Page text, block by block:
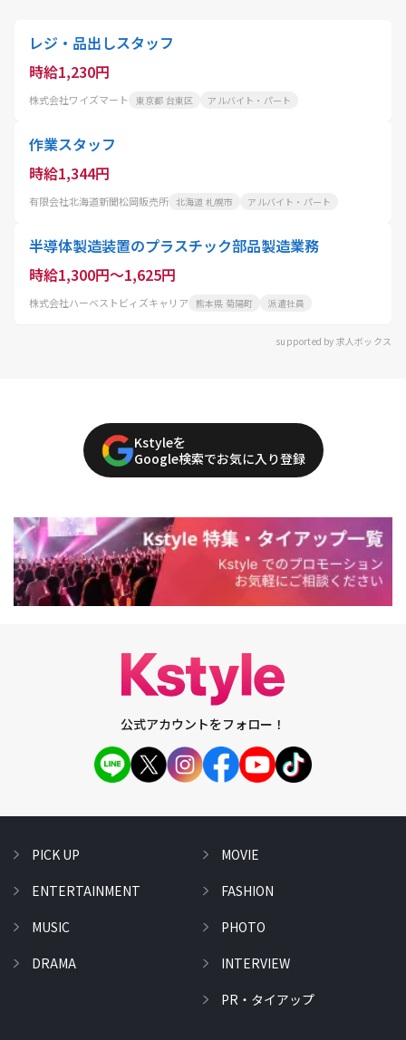
レジ・品出しスタッフ
時給1,230円
株式会社ワイズマート 東京都 台東区 アルバイト・パート
作業スタッフ
時給1,344円
有限会社北海道新聞松岡販売所 北海道 札幌市 アルバイト・パート
半導体製造装置のプラスチック部品製造業務
時給1,300円～1,625円
株式会社ハーベストビィズキャリア 熊本県 菊陽町 派遣社員
supported by 求人ボックス
Kstyleを
Google検索でお気に入り登録
公式アカウントをフォロー！
PICK UP
ENTERTAINMENT
MUSIC
DRAMA
MOVIE
FASHION
PHOTO
INTERVIEW
PR・タイアップ